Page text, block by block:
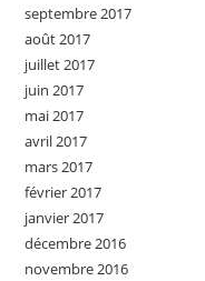
septembre 2017
août 2017
juillet 2017
juin 2017
mai 2017
avril 2017
mars 2017
février 2017
janvier 2017
décembre 2016
novembre 2016